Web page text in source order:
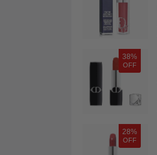
38%
OFF
28%
OFF